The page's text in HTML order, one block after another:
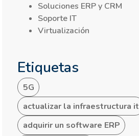
Soluciones ERP y CRM
Soporte IT
Virtualización
Etiquetas
5G
actualizar la infraestructura it
adquirir un software ERP